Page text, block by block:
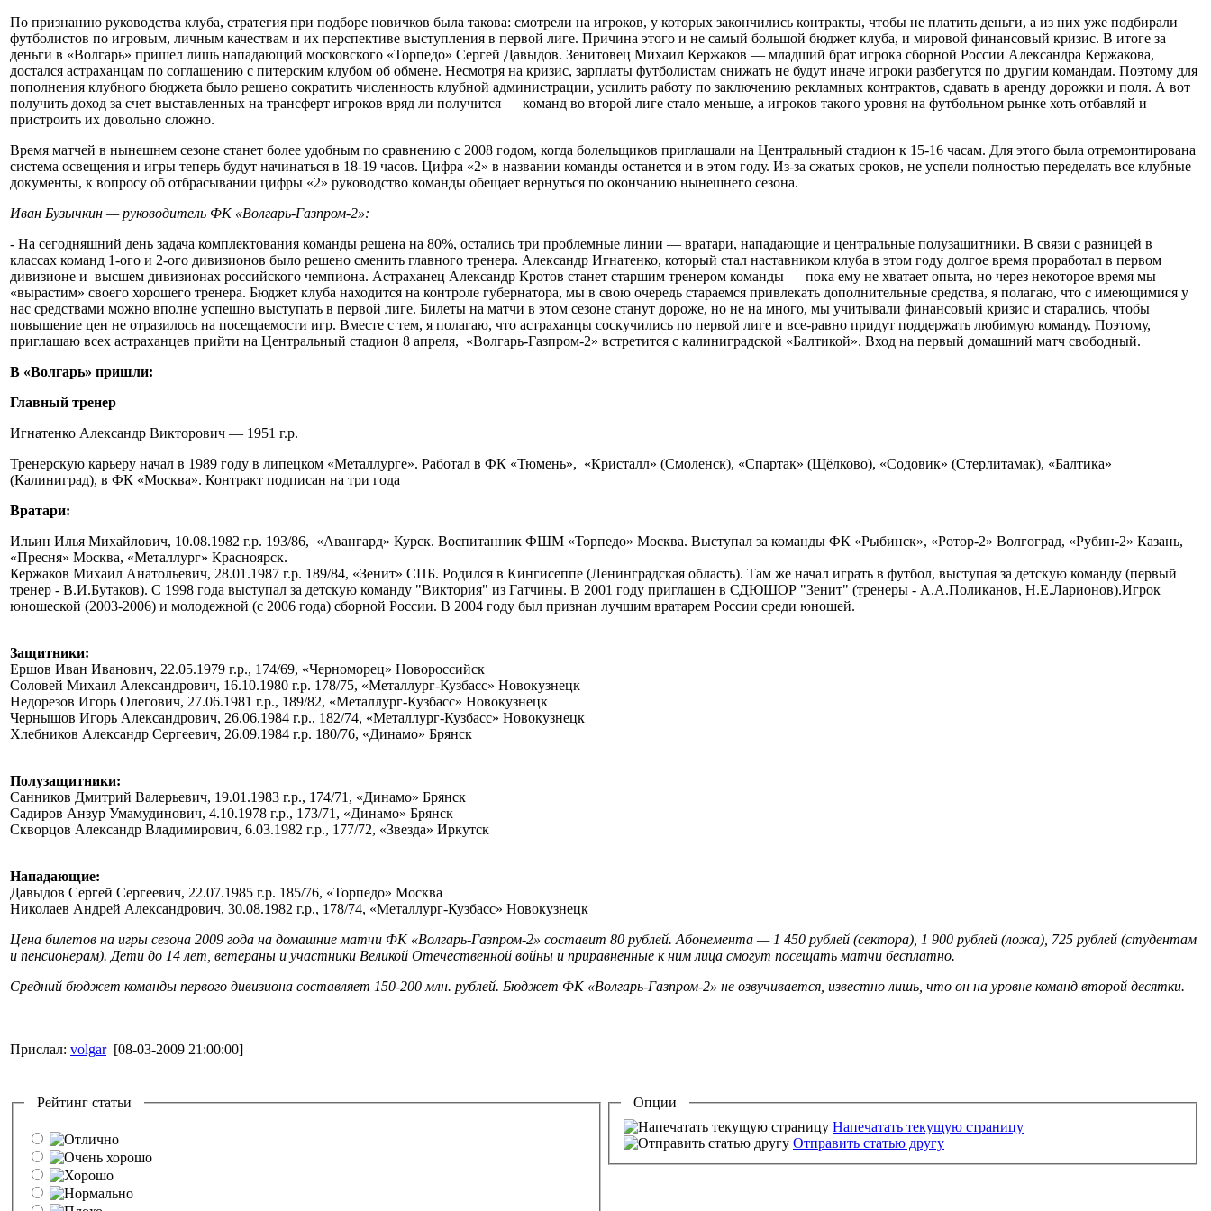
По признанию руководства клуба, стратегия при подборе новичков была такова: смотрели на игроков, у которых закончились контракты, чтобы не платить деньги, а из них уже подбирали
футболистов по игровым, личным качествам и их перспективе выступления в первой лиге. Причина этого и не самый большой бюджет клуба, и мировой финансовый кризис. В итоге за
деньги в «Волгарь» пришел лишь нападающий московского «Торпедо» Сергей Давыдов. Зенитовец Михаил Кержаков — младший брат игрока сборной России Александра Кержакова,
достался астраханцам по соглашению с питерским клубом об обмене. Несмотря на кризис, зарплаты футболистам снижать не будут иначе игроки разбегутся по другим командам. Поэтому для
пополнения клубного бюджета было решено сократить численность клубной администрации, усилить работу по заключению рекламных контрактов, сдавать в аренду дорожки и поля. А вот
получить доход за счет выставленных на трансферт игроков вряд ли получится — команд во второй лиге стало меньше, а игроков такого уровня на футбольном рынке хоть отбавляй и
пристроить их довольно сложно.
Время матчей в нынешнем сезоне станет более удобным по сравнению с 2008 годом, когда болельщиков приглашали на Центральный стадион к 15-16 часам. Для этого была отремонтирована
система освещения и игры теперь будут начинаться в 18-19 часов. Цифра «2» в названии команды останется и в этом году. Из-за сжатых сроков, не успели полностью переделать все клубные
документы, к вопросу об отбрасывании цифры «2» руководство команды обещает вернуться по окончанию нынешнего сезона.
Иван Бузычкин — руководитель ФК «Волгарь-Газпром-2»:
- На сегодняшний день задача комплектования команды решена на 80%, остались три проблемные линии — вратари, нападающие и центральные полузащитники. В связи с разницей в
классах команд 1-ого и 2-ого дивизионов было решено сменить главного тренера. Александр Игнатенко, который стал наставником клуба в этом году долгое время проработал в первом
дивизионе и высшем дивизионах российского чемпиона. Астраханец Александр Кротов станет старшим тренером команды — пока ему не хватает опыта, но через некоторое время мы
«вырастим» своего хорошего тренера. Бюджет клуба находится на контроле губернатора, мы в свою очередь стараемся привлекать дополнительные средства, я полагаю, что с имеющимися у
нас средствами можно вполне успешно выступать в первой лиге. Билеты на матчи в этом сезоне станут дороже, но не на много, мы учитывали финансовый кризис и старались, чтобы
повышение цен не отразилось на посещаемости игр. Вместе с тем, я полагаю, что астраханцы соскучились по первой лиге и все-равно придут поддержать любимую команду. Поэтому,
приглашаю всех астраханцев прийти на Центральный стадион 8 апреля, «Волгарь-Газпром-2» встретится с калиниградской «Балтикой». Вход на первый домашний матч свободный.
В «Волгарь» пришли:
Главный тренер
Игнатенко Александр Викторович — 1951 г.р.
Тренерскую карьеру начал в 1989 году в липецком «Металлурге». Работал в ФК «Тюмень», «Кристалл» (Смоленск), «Спартак» (Щёлково), «Содовик» (Стерлитамак), «Балтика»
(Калиниград), в ФК «Москва». Контракт подписан на три года
Вратари:
Ильин Илья Михайлович, 10.08.1982 г.р. 193/86, «Авангард» Курск. Воспитанник ФШМ «Торпедо» Москва. Выступал за команды ФК «Рыбинск», «Ротор-2» Волгоград, «Рубин-2» Казань,
«Пресня» Москва, «Металлург» Красноярск.
Кержаков Михаил Анатольевич, 28.01.1987 г.р. 189/84, «Зенит» СПБ. Родился в Кингисеппе (Ленинградская область). Там же начал играть в футбол, выступая за детскую команду (первый
тренер - В.И.Бутаков). С 1998 года выступал за детскую команду "Виктория" из Гатчины. В 2001 году приглашен в СДЮШОР "Зенит" (тренеры - А.А.Поликанов, Н.Е.Ларионов).Игрок
юношеской (2003-2006) и молодежной (с 2006 года) сборной России. В 2004 году был признан лучшим вратарем России среди юношей.
Защитники:
Ершов Иван Иванович, 22.05.1979 г.р., 174/69, «Черноморец» Новороссийск
Соловей Михаил Александрович, 16.10.1980 г.р. 178/75, «Металлург-Кузбасс» Новокузнецк
Недорезов Игорь Олегович, 27.06.1981 г.р., 189/82, «Металлург-Кузбасс» Новокузнецк
Чернышов Игорь Александрович, 26.06.1984 г.р., 182/74, «Металлург-Кузбасс» Новокузнецк
Хлебников Александр Сергеевич, 26.09.1984 г.р. 180/76, «Динамо» Брянск
Полузащитники:
Санников Дмитрий Валерьевич, 19.01.1983 г.р., 174/71, «Динамо» Брянск
Садиров Анзур Умамудинович, 4.10.1978 г.р., 173/71, «Динамо» Брянск
Скворцов Александр Владимирович, 6.03.1982 г.р., 177/72, «Звезда» Иркутск
Нападающие:
Давыдов Сергей Сергеевич, 22.07.1985 г.р. 185/76, «Торпедо» Москва
Николаев Андрей Александрович, 30.08.1982 г.р., 178/74, «Металлург-Кузбасс» Новокузнецк
Цена билетов на игры сезона 2009 года на домашние матчи ФК «Волгарь-Газпром-2» составит 80 рублей. Абонемента — 1 450 рублей (сектора), 1 900 рублей (ложа), 725 рублей (студентам
и пенсионерам). Дети до 14 лет, ветераны и участники Великой Отечественной войны и приравненные к ним лица смогут посещать матчи бесплатно.
Средний бюджет команды первого дивизиона составляет 150-200 млн. рублей. Бюджет ФК «Волгарь-Газпром-2» не озвучивается, известно лишь, что он на уровне команд второй десятки.
Прислал: volgar [08-03-2009 21:00:00]
Рейтинг статьи
Опции
Напечатать текущую страницу
Отправить статью другу